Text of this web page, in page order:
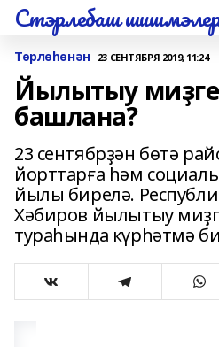
Стэрлебаш
Төрлөһөнән 23 СЕНТЯБРЯ 2019, 11:24
Йылытыу
башлана?
23 сентябрҙән бөтә
йорттарға һәм
йылы бирелә.
Хәбиров йылытыу
тураһында күрһәтмә